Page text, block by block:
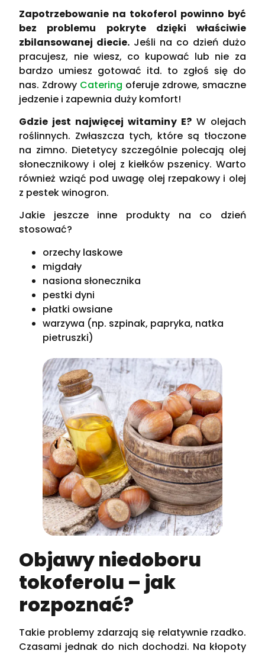
Zapotrzebowanie na tokoferol powinno być
bez problemu pokryte dzięki właściwie
zbilansowanej diecie. Jeśli na co dzień dużo
pracujesz, nie wiesz, co kupować lub nie za
bardzo umiesz gotować itd. to zgłoś się do
nas. Zdrowy Catering oferuje zdrowe, smaczne
jedzenie i zapewnia duży komfort!
Gdzie jest najwięcej witaminy E?W olejach
roślinnych. Zwłaszcza tych, które są tłoczone
na zimno. Dietetycy szczególnie polecają olej
słonecznikowy i olej z kiełków pszenicy. Warto
również wziąć pod uwagę olej rzepakowy i olej
z pestek winogron.
Jakie jeszcze inne produkty na co dzień
stosować?
orzechy laskowe
migdały
nasiona słonecznika
pestki dyni
płatki owsiane
warzywa (np. szpinak, papryka, natka
pietruszki)
Objawy niedoboru
tokoferolu – jak
rozpoznać?
Takie problemy zdarzają się relatywnie rzadko.
Czasami jednak do nich dochodzi. Na kłopoty